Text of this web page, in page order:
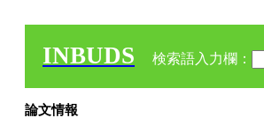
INBUDS 検索語入力欄：
論文情報